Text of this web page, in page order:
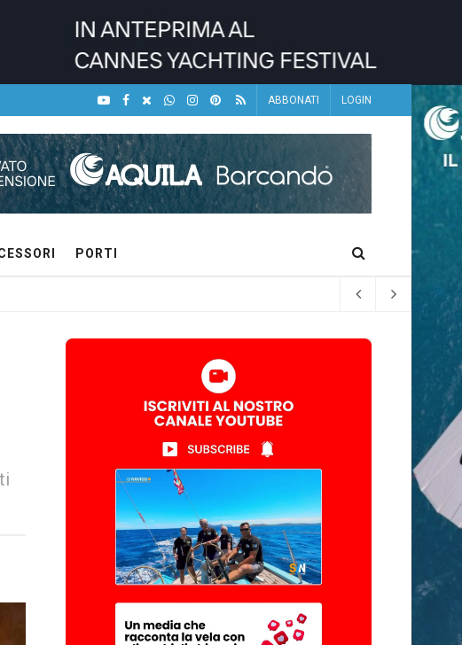
ABBONATI LOGIN
PORTI